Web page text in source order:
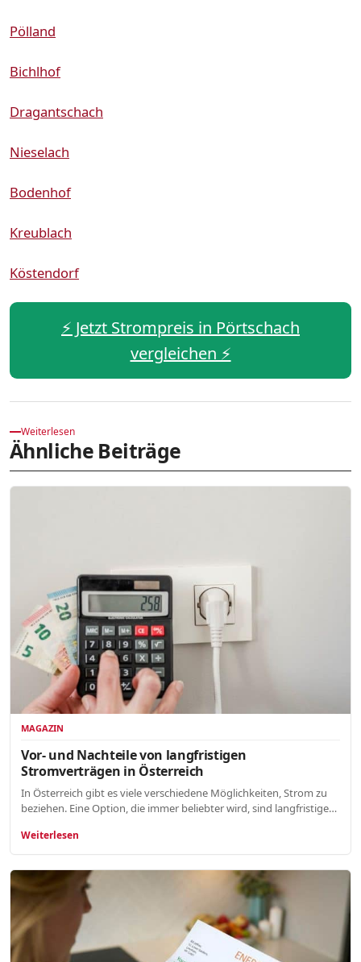
Pölland
Bichlhof
Dragantschach
Nieselach
Bodenhof
Kreublach
Köstendorf
⚡️ Jetzt Strompreis in Pörtschach
vergleichen ⚡️
Weiterlesen
Ähnliche Beiträge
MAGAZIN
Vor- und Nachteile von langfristigen
Stromverträgen in Österreich
In Österreich gibt es viele verschiedene Möglichkeiten, Strom zu
beziehen. Eine Option, die immer beliebter wird, sind langfristige…
Weiterlesen